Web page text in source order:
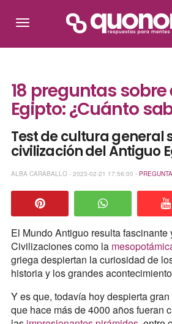
18 preguntas
Egipto: ¿Cuánto
Test de cultura general
civilización del Antiguo
ALBA CARABALLO - 2023-02-21 17:56:00 -
El Mundo Antiguo resulta fascinante
Civilizaciones como la
griega despiertan la curiosidad de
historia y los grandes
Y es que, todavía hoy despierta
que hace más de 4000 años fueran